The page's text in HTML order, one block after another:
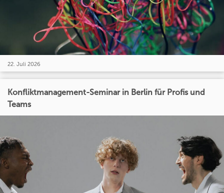
22. Juli 2026
Konfliktmanagement-Seminar in Berlin für Profis und
Teams